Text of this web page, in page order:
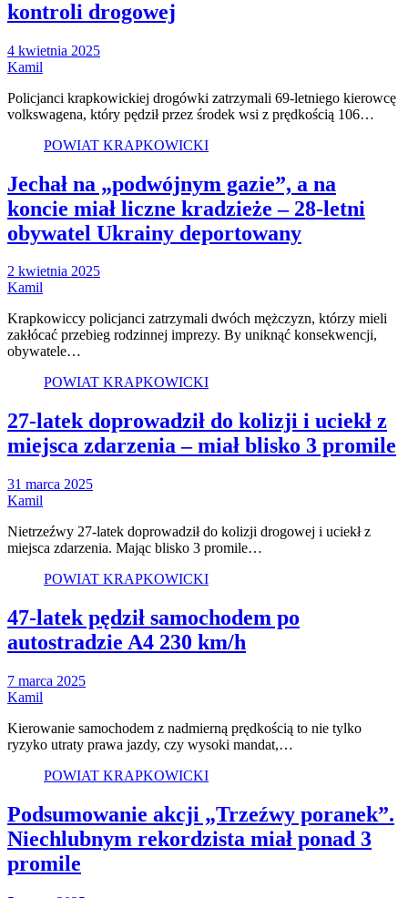
kontroli drogowej
4 kwietnia 2025
Kamil
Policjanci krapkowickiej drogówki zatrzymali 69-letniego kierowcę
volkswagena, który pędził przez środek wsi z prędkością 106…
POWIAT KRAPKOWICKI
Jechał na „podwójnym gazie”, a na
koncie miał liczne kradzieże – 28-letni
obywatel Ukrainy deportowany
2 kwietnia 2025
Kamil
Krapkowiccy policjanci zatrzymali dwóch mężczyzn, którzy mieli
zakłócać przebieg rodzinnej imprezy. By uniknąć konsekwencji,
obywatele…
POWIAT KRAPKOWICKI
27-latek doprowadził do kolizji i uciekł z
miejsca zdarzenia – miał blisko 3 promile
31 marca 2025
Kamil
Nietrzeźwy 27-latek doprowadził do kolizji drogowej i uciekł z
miejsca zdarzenia. Mając blisko 3 promile…
POWIAT KRAPKOWICKI
47-latek pędził samochodem po
autostradzie A4 230 km/h
7 marca 2025
Kamil
Kierowanie samochodem z nadmierną prędkością to nie tylko
ryzyko utraty prawa jazdy, czy wysoki mandat,…
POWIAT KRAPKOWICKI
Podsumowanie akcji „Trzeźwy poranek”.
Niechlubnym rekordzista miał ponad 3
promile